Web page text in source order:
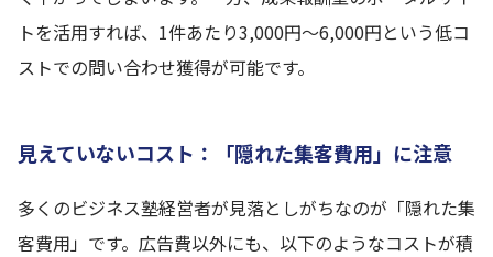
トを活用すれば、1件あたり3,000円〜6,000円という低コ
ストでの問い合わせ獲得が可能です。
見えていないコスト：「隠れた集客費用」に注意
多くのビジネス塾経営者が見落としがちなのが「隠れた集
客費用」です。広告費以外にも、以下のようなコストが積